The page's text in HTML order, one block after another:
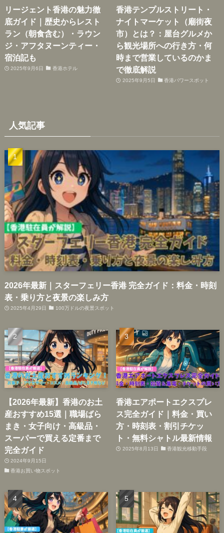
リージェント香港の魅力徹
底ガイド｜歴史からレスト
ラン（朝食含む）・ラウン
ジ・アフタヌーンティー・
宿泊記も
2025年9月6日 香港ホテル
香港テンプルストリート・
ナイトマーケット（廟街夜
市）とは？：屋台グルメか
ら観光場所への行き方・何
時まで営業しているのかま
で徹底解説
2025年9月5日 香港パワースポット
人気記事
2026年最新｜スターフェリー香港 完全ガイド：料金・時刻
表・乗り方と夜景の楽しみ方
2025年4月29日 100万ドルの夜景スポット
【2026年最新】香港のお土
産おすすめ15選｜職場ばら
まき・女子向け・高級品・
スーパーで買える定番まで
完全ガイド
2024年9月15日
香港お買い物スポット
香港エアポートエクスプレ
ス完全ガイド｜料金・買い
方・時刻表・割引チケッ
ト・無料シャトル最新情報
2025年8月13日 香港観光移動手段